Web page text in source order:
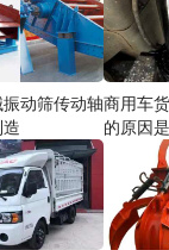
动筛传动轴商用车
的原因